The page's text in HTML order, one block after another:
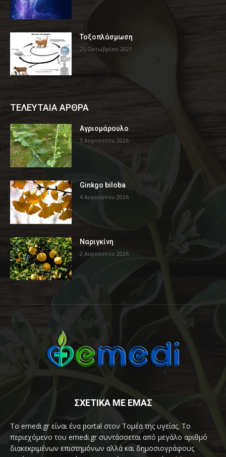
Τοξοπλάσμωση
25 Οκτωβρίου 2021
ΤΕΛΕΥΤΑΙΑ ΑΡΘΡΑ
Αγριομάρουλο
5 Αυγούστου 2026
Ginkgo biloba
4 Αυγούστου 2026
Ναριγκίνη
2 Αυγούστου 2026
ΣΧΕΤΙΚΑ ΜΕ ΕΜΑΣ
Το emedi.gr είναι ένα portal στον Τομέα της υγείας. Το
περιεχόμενο του emedi.gr συντάσσεται από μεγάλο αριθμό
διακεκριμένων επιστημόνων αλλά και δημοσιογράφους